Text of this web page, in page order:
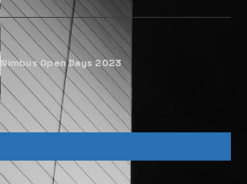
Nimbus Open Days 2023